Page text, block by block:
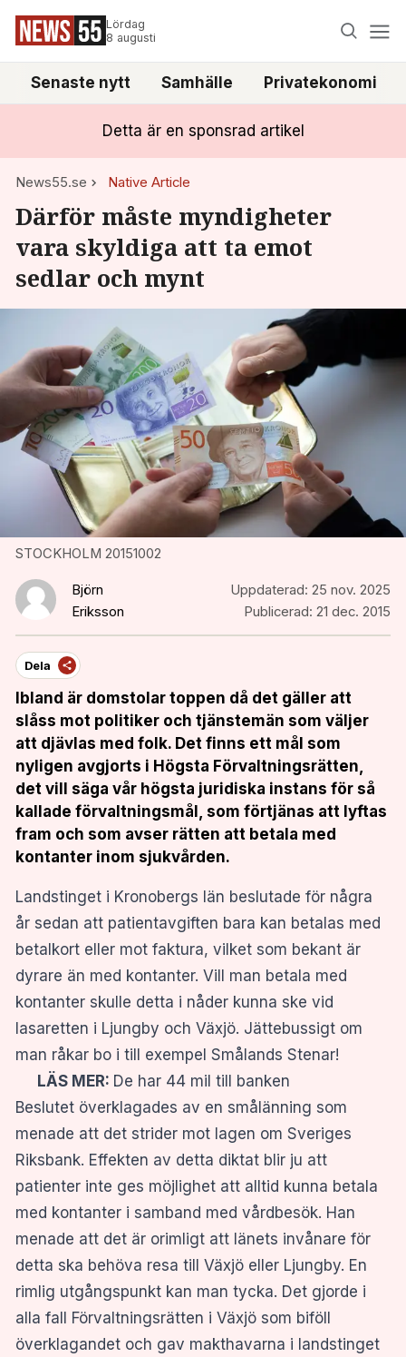
Lördag
8 augusti
Senaste nytt Samhälle Privatekonomi
Detta är en sponsrad artikel
News55.se Native Article
Därför måste myndigheter
vara skyldiga att ta emot
sedlar och mynt
STOCKHOLM 20151002
Björn
Eriksson
Uppdaterad: 25 nov. 2025
Publicerad: 21 dec. 2015
Dela
Ibland är domstolar toppen då det gäller att
slåss mot politiker och tjänstemän som väljer
att djävlas med folk. Det finns ett mål som
nyligen avgjorts i Högsta Förvaltningsrätten,
det vill säga vår högsta juridiska instans för så
kallade förvaltningsmål, som förtjänas att lyftas
fram och som avser rätten att betala med
kontanter inom sjukvården.
Landstinget i Kronobergs län beslutade för några
år sedan att patientavgiften bara kan betalas med
betalkort eller mot faktura, vilket som bekant är
dyrare än med kontanter. Vill man betala med
kontanter skulle detta i nåder kunna ske vid
lasaretten i Ljungby och Växjö. Jättebussigt om
man råkar bo i till exempel Smålands Stenar!
LÄS MER: De har 44 mil till banken
Beslutet överklagades av en smålänning som
menade att det strider mot lagen om Sveriges
Riksbank. Effekten av detta diktat blir ju att
patienter inte ges möjlighet att alltid kunna betala
med kontanter i samband med vårdbesök. Han
menade att det är orimligt att länets invånare för
detta ska behöva resa till Växjö eller Ljungby. En
rimlig utgångspunkt kan man tycka. Det gjorde i
alla fall Förvaltningsrätten i Växjö som biföll
överklagandet och gav makthavarna i landstinget